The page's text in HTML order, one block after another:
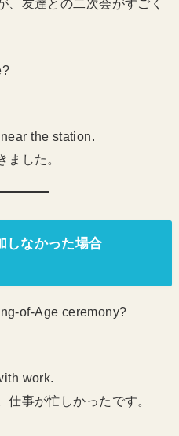
、友達との二次会がすごく
the station.
ました。
なかった場合
of-Age ceremony?
work.
事が忙しかったです。